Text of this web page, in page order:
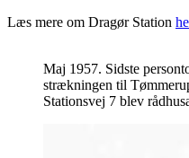
Læs mere om Dragør Station
Maj 1957. Sidste
strækningen til
Stationsvej 7 blev